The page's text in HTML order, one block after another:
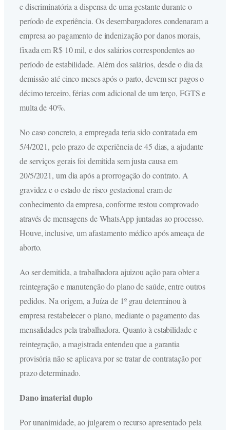
e discriminatória a dispensa de uma gestante durante o
período de experiência. Os desembargadores condenaram a
empresa ao pagamento de indenização por danos morais,
fixada em R$ 10 mil, e dos salários correspondentes ao
período de estabilidade. Além dos salários, desde o dia da
demissão até cinco meses após o parto, devem ser pagos o
décimo terceiro, férias com adicional de um terço, FGTS e
multa de 40%.
No caso concreto, a empregada teria sido contratada em
5/4/2021, pelo prazo de experiência de 45 dias, a ajudante
de serviços gerais foi demitida sem justa causa em
20/5/2021, um dia após a prorrogação do contrato. A
gravidez e o estado de risco gestacional eram de
conhecimento da empresa, conforme restou comprovado
através de mensagens de WhatsApp juntadas ao processo.
Houve, inclusive, um afastamento médico após ameaça de
aborto.
Ao ser demitida, a trabalhadora ajuizou ação para obter a
reintegração e manutenção do plano de saúde, entre outros
pedidos. Na origem, a Juíza de 1º grau determinou à
empresa restabelecer o plano, mediante o pagamento das
mensalidades pela trabalhadora. Quanto à estabilidade e
reintegração, a magistrada entendeu que a garantia
provisória não se aplicava por se tratar de contratação por
prazo determinado.
Dano imaterial duplo
Por unanimidade, ao julgarem o recurso apresentado pela